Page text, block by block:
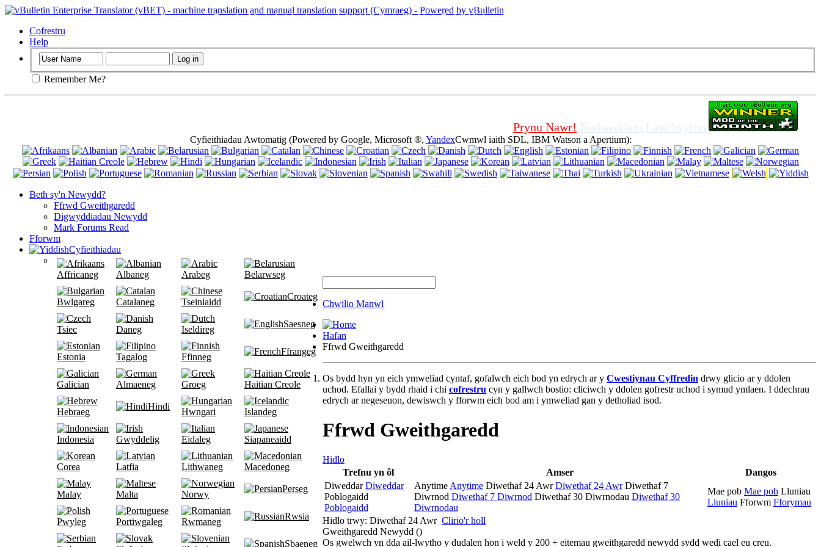
Pwysig: Mae'r dudalen hon yn defnyddio cwcis (cookies). Defnyddio'r wefan hon heb droi i ffwrdd cwcis porwr, yn golygu eich bod yn cytuno i
Cofrestru
Help
Remember Me?
Prynu Nawr! Nodweddion Lawrlwytho
Cyfieithiadau Awtomatig (Powered by Google, Microsoft ®, YandexCwmwl iaith SDL, IBM Watson a Apertium):
Beth sy'n Newydd?
Ffrwd Gweithgaredd
Digwyddiadau Newydd
Mark Forums Read
Fforwm
Cyfieithiadau
Affricaneg Albaneg Arabeg Belarwseg
Bwlgareg Catalaneg Tseiniaidd
Croateg
Tsiec Daneg Iseldireg
Saesneg
Estonia Tagalog Ffinneg
Ffrangeg
Galician Almaeneg Groeg Haitian Creole
Hebraeg
Hindi
Hwngari Islandeg
Indonesia Gwyddelig Eidaleg Siapaneaidd
Corea Latfia Lithwaneg Macedoneg
Malay Malta Norwy
Perseg
Pwyleg Portiwgaleg Rwmaneg
Rwsia
Sbaeneg
Chwilio Manwl
Hafan
Ffrwd Gweithgaredd
Os bydd hyn yn eich ymweliad cyntaf, gofalwch eich bod yn edrych ar y Cwestiynau Cyffredin drwy glicio ar y ddolen
uchod. Efallai y bydd rhaid i chi cofrestru cyn y gallwch bostio: cliciwch y ddolen gofrestr uchod i symud ymlaen. I ddechrau
edrych ar negeseuon, dewiswch y fforwm eich bod am i ymweliad gan y detholiad isod.
Ffrwd Gweithgaredd
Hidlo
Trefnu yn ôl
Amser
Dangos
Diweddar Diweddar
Poblogaidd
Poblogaidd
AnytimeAnytime Diwethaf 24 Awr Diwethaf 24 Awr Diwethaf 7
Diwrnod Diwethaf 7 Diwrnod Diwethaf 30 Diwrnodau Diwethaf 30
Diwrnodau
Mae pob Mae pob Lluniau
Lluniau Fforwm Fforymau
Hidlo trwy: Diwethaf 24 Awr Clirio'r holl
Gweithgaredd Newydd ()
Os gwelwch yn dda ail-lwytho y dudalen hon i weld y 200 + eitemau gweithgaredd newydd sydd wedi cael eu creu.